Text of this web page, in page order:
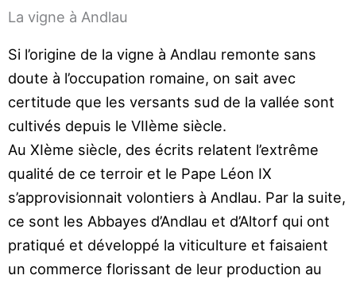
Aller
contenu
La vigne à Andlau
Si l’origine de la vigne à Andlau remonte sans
doute à l’occupation romaine, on sait avec
certitude que les versants sud de la vallée sont
cultivés depuis le VIIème siècle.
Au XIème siècle, des écrits relatent l’extrême
qualité de ce terroir et le Pape Léon IX
s’approvisionnait volontiers à Andlau. Par la suite,
ce sont les Abbayes d’Andlau et d’Altorf qui ont
pratiqué et développé la viticulture et faisaient
un commerce florissant de leur production au